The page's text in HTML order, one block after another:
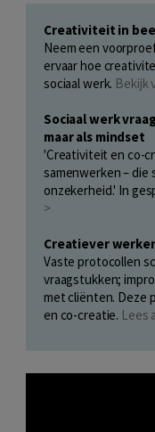
Creativiteit in
Neem een
ervaar hoe
sociaal werk. Bekijk
Sociaal werk
maar als mindset
'Creativiteit en co-
samenwerken – die
onzekerheid.' In
>
Creatiever
Vaste protocollen
vraagstukken;
met cliënten. Deze
en co-creatie. Lees